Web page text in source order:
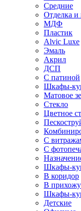
Средние
Отделка и
МДФ
Пластик
Alvic Luxe
Эмаль
Акрил
ДСП
С патиной
Шкафы-
Матовое
Стекло
Цветное
С
С
Шкафы-
В коридор
В
Шкафы-
Детские